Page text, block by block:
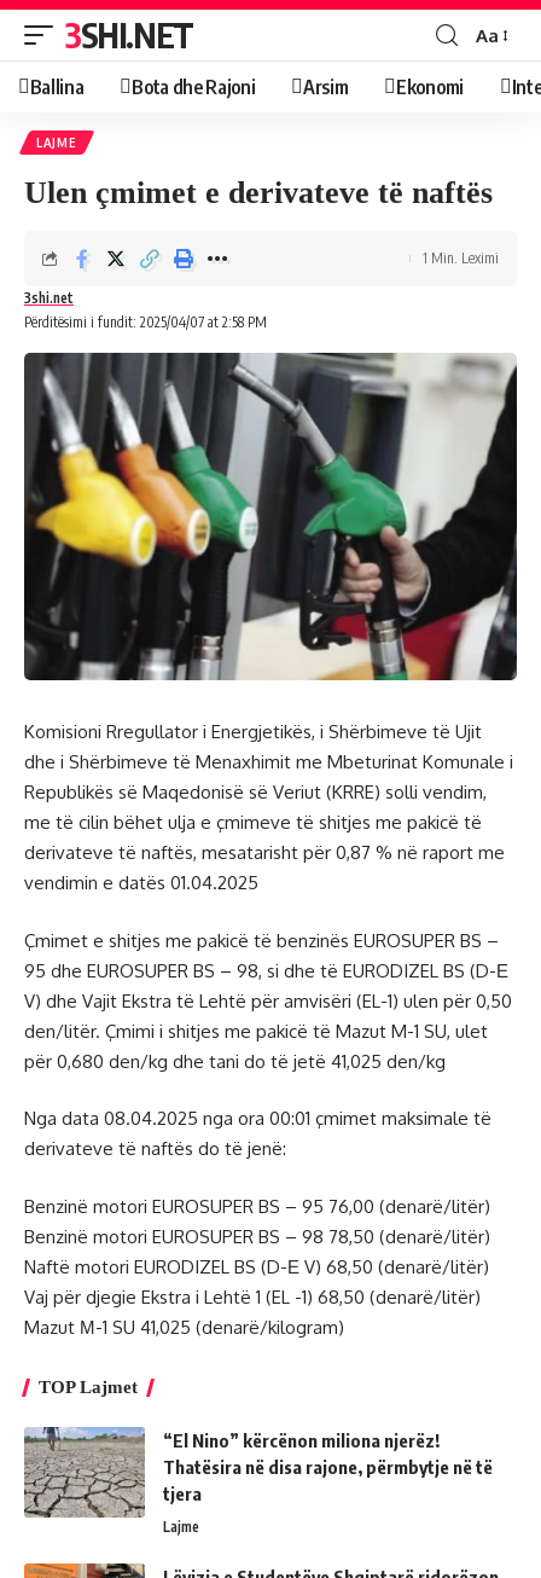
3SHI.NET Aa
Ballina Bota dhe Rajoni Arsim Ekonomi
LAJME
Ulen çmimet e derivateve të naftës
Përditësimi i fundit: 2025/04/07 at 2:58 PM
3shi.net
1 Min. Leximi
Komisioni Rregullator i Energjetikës, i Shërbimeve të Ujit
dhe i Shërbimeve të Menaxhimit me Mbeturinat Komunale i
Republikës së Maqedonisë së Veriut (KRRE) solli vendim,
me të cilin bëhet ulja e çmimeve të shitjes me pakicë të
derivateve të naftës, mesatarisht për 0,87 % në raport me
vendimin e datës 01.04.2025
Çmimet e shitjes me pakicë të benzinës EUROSUPER BS –
95 dhe EUROSUPER BS – 98, si dhe të EURODIZEL BS (D-Е
V) dhe Vajit Ekstra të Lehtë për amvisëri (EL-1) ulen për 0,50
den/litër. Çmimi i shitjes me pakicë të Mazut M-1 SU, ulet
për 0,680 den/kg dhe tani do të jetë 41,025 den/kg
Nga data 08.04.2025 nga ora 00:01 çmimet maksimale të
derivateve të naftës do të jenë:
Benzinë motori EUROSUPER BS – 95 76,00 (denarë/litër)
Benzinë motori EUROSUPER BS – 98 78,50 (denarë/litër)
Naftë motori EURODIZEL BS (D-Е V) 68,50 (denarë/litër)
Vaj për djegie Ekstra i Lehtë 1 (EL -1) 68,50 (denarë/litër)
Mazut М-1 SU 41,025 (denarë/kilogram)
TOP Lajmet
“El Nino” kërcënon miliona njerëz!
Thatësira në disa rajone, përmbytje në të
tjera
Lajme